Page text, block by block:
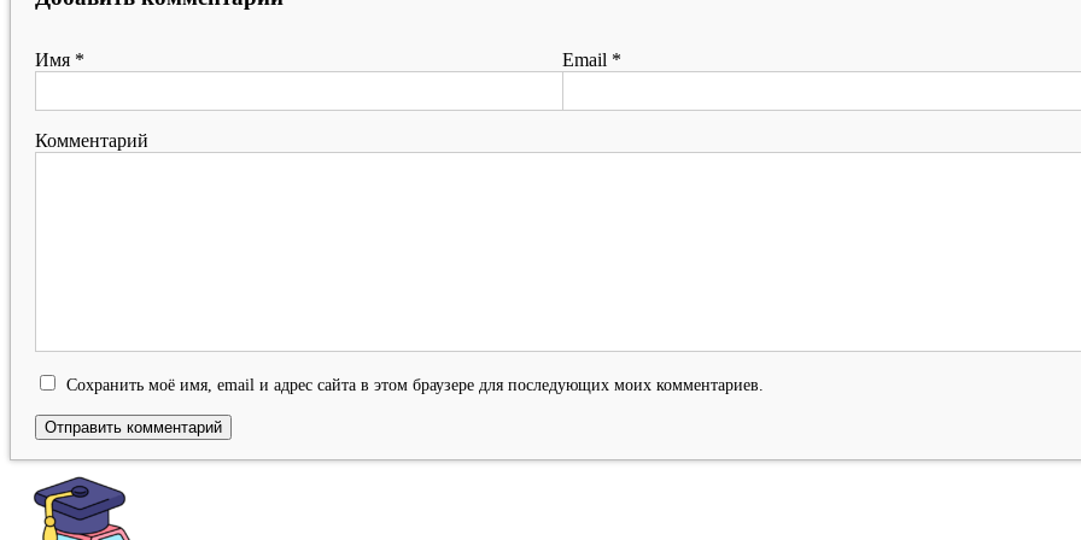
Имя * Email *
Комментарий
Сохранить моё имя, email и адрес сайта в этом браузере для последующих моих комментариев.